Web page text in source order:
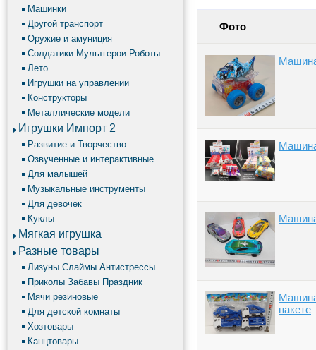
Машинки
Другой транспорт
Оружие и амуниция
Солдатики Мультгерои Роботы
Лето
Игрушки на управлении
Конструкторы
Металлические модели
Игрушки Импорт 2
Развитие и Творчество
Озвученные и интерактивные
Для малышей
Музыкальные инструменты
Для девочек
Куклы
Мягкая игрушка
Разные товары
Лизуны Слаймы Антистрессы
Приколы Забавы Праздник
Мячи резиновые
Для детской комнаты
Хозтовары
Канцтовары
Фото
пакете